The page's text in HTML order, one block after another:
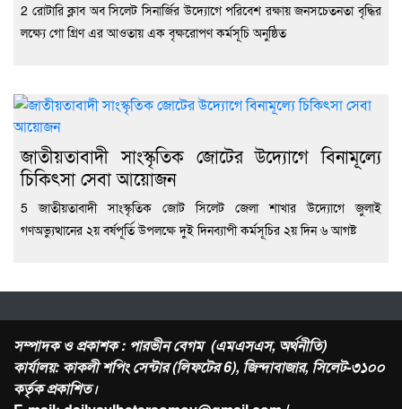
2 রোটারি ক্লাব অব সিলেট সিনার্জির উদ্যোগে পরিবেশ রক্ষায় জনসচেতনতা বৃদ্ধির
লক্ষ্যে গো গ্রিণ এর আওতায় এক বৃক্ষরোপণ কর্মসূচি অনুষ্ঠিত
জাতীয়তাবাদী সাংস্কৃতিক জোটের উদ্যোগে বিনামূল্যে
চিকিৎসা সেবা আয়োজন
5 জাতীয়তাবাদী সাংস্কৃতিক জোট সিলেট জেলা শাখার উদ্যোগে জুলাই
গণঅভ্যুত্থানের ২য় বর্ষপূর্তি উপলক্ষে দুই দিনব্যাপী কর্মসূচির ২য় দিন ৬ আগষ্ট
সম্পাদক ও প্রকাশক : পারভীন বেগম (এমএসএস, অর্থনীতি)
কার্যালয়: কাকলী শপিং সেন্টার (লিফটের 6), জিন্দাবাজার, সিলেট-৩১০০
কর্তৃক প্রকাশিত।